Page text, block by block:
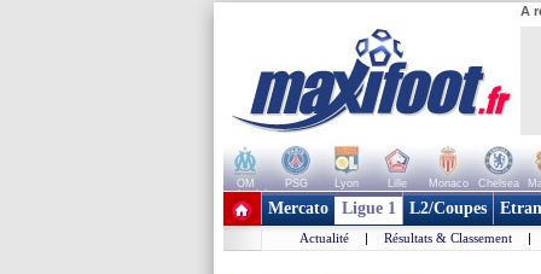
A
OM PSG Lyon Lille Monaco Chelsea
+ de clubs
Mercato Ligue 1 L2/Coupes
Actualité | Résultats & Classement |